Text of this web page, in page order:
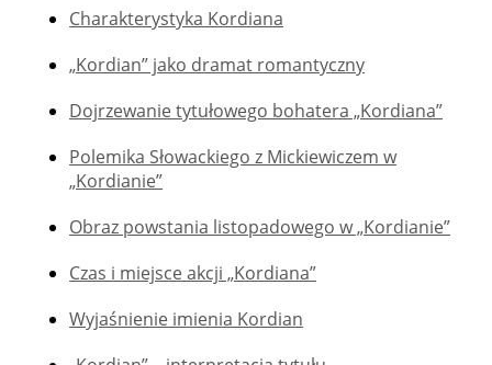
Charakterystyka Kordiana
„Kordian” jako dramat romantyczny
Dojrzewanie tytułowego bohatera „Kordiana”
Polemika Słowackiego z Mickiewiczem w
„Kordianie”
Obraz powstania listopadowego w „Kordianie”
Czas i miejsce akcji „Kordiana”
Wyjaśnienie imienia Kordian